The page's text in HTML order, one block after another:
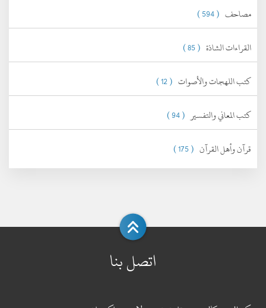
مصاحف ( 594 )
القراءات الشاذة ( 85 )
كتب اللهجات والأصوات ( 12 )
كتب المعاني والتفسير ( 94 )
قرآن وأهل القرآن ( 175 )
اتصل بنا